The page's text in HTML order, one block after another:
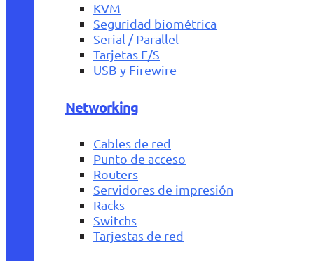
KVM
Seguridad biométrica
Serial / Parallel
Tarjetas E/S
USB y Firewire
Networking
Cables de red
Punto de acceso
Routers
Servidores de impresión
Racks
Switchs
Tarjestas de red